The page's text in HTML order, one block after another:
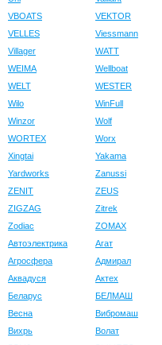
VBOATS
VEKTOR
VELLES
Viessmann
Villager
WATT
WEIMA
Wellboat
WELT
WESTER
Wilo
WinFull
Winzor
Wolf
WORTEX
Worx
Xingtai
Yakama
Yardworks
Zanussi
ZENIT
ZEUS
ZIGZAG
Zitrek
Zodiac
ZOMAX
Автоэлектрика
Агат
Агросфера
Адмирал
Аквадуся
Актех
Беларус
БЕЛМАШ
Весна
Вибромаш
Вихрь
Волат